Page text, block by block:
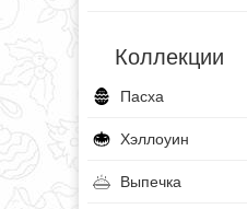
Коллекции
Пасха
Хэллоуин
Выпечка